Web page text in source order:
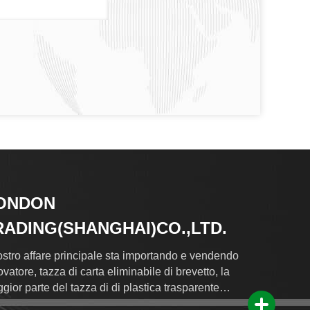
affare principale sta importando e vendendo
tazza di carta eliminabile di brevetto, la
parte del tazza di di plastica trasparente
e bestselling di PLA.